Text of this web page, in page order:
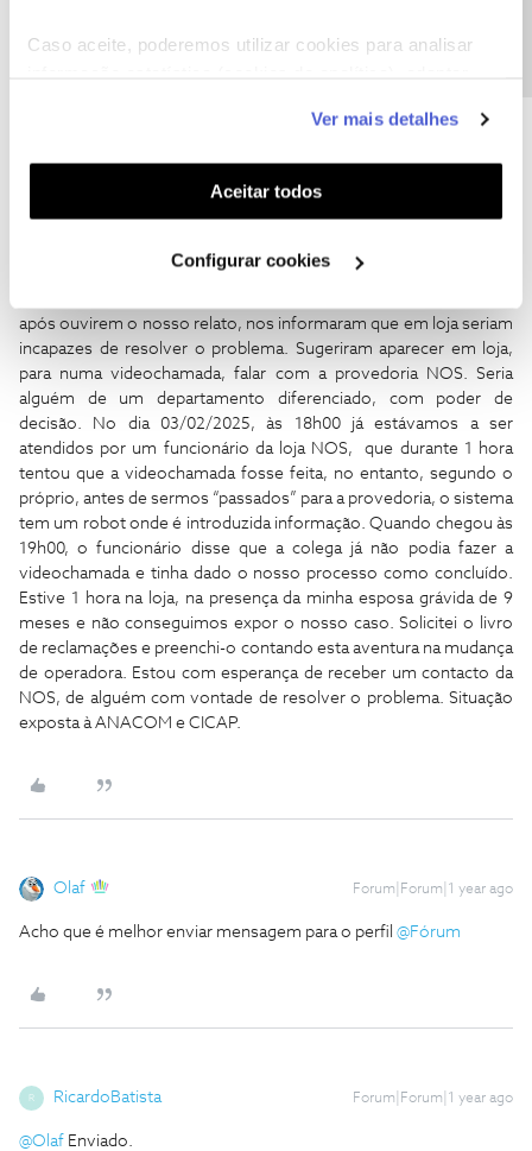
Caso aceite, poderemos utilizar cookies para analisar
funcionalidades (cookies de personalização e
funcionalidade) e adaptar anúncios aos seus interesses
(cookies de publicidade personalizada). Pode gerir a
utilização dos cookies clicando em "Configurar
Ver mais detalhes
Aceitar todos
Configurar cookies
ser, ser-me atribuído um desconto na mensalidade dos
das rescisões voltaram a insistir que, apesar de ainda estar dentro
estaríamos a terminar contrato com a Vodafone, ver hipóteses
mais favoráveis e de melhor qualidade, comparativamente à que
tínhamos (ainda está activa). No dia 01/02/2025 fomos à loja
NOS do Gaiashopping com ao objectivo de tentar, desta vez
após ouvirem o nosso relato, nos informaram que em loja seriam
incapazes de resolver o problema. Sugeriram aparecer em loja,
para numa videochamada, falar com a provedoria NOS. Seria
alguém de um departamento diferenciado, com poder de
decisão. No dia 03/02/2025, às 18h00 já estávamos a ser
atendidos por um funcionário da loja NOS, que durante 1 hora
tentou que a videochamada fosse feita, no entanto, segundo o
próprio, antes de sermos “passados” para a provedoria, o sistema
tem um robot onde é introduzida informação. Quando chegou às
19h00, o funcionário disse que a colega já não podia fazer a
videochamada e tinha dado o nosso processo como concluído.
Estive 1 hora na loja, na presença da minha esposa grávida de 9
meses e não conseguimos expor o nosso caso. Solicitei o livro
de reclamações e preenchi-o contando esta aventura na mudança
de operadora. Estou com esperança de receber um contacto da
NOS, de alguém com vontade de resolver o problema. Situação
exposta à ANACOM e CICAP.
Olaf Forum|Forum|1 year ago
Acho que é melhor enviar mensagem para o perfil ​ @Fórum
R RicardoBatista Forum|Forum|1 year ago
@Olaf Enviado.